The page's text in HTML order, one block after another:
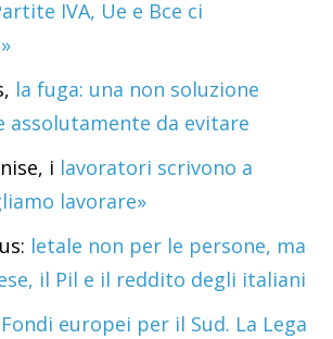
IVA, Ue e Bce ci
la fuga: una non soluzione
assolutamente da evitare
i lavoratori scrivono a
lavorare»
letale non per le persone, ma
il Pil e il reddito degli italiani
Fondi europei per il Sud. La Lega